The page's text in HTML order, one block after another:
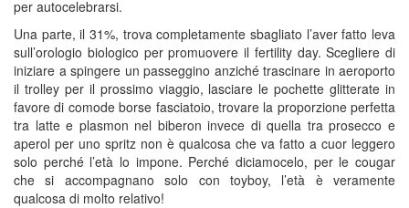
per autocelebrarsi.
Una parte, il 31%, trova completamente sbagliato l’aver fatto leva
sull’orologio biologico per promuovere il fertility day. Scegliere di
iniziare a spingere un passeggino anziché trascinare in aeroporto
il trolley per il prossimo viaggio, lasciare le pochette glitterate in
favore di comode borse fasciatoio, trovare la proporzione perfetta
tra latte e plasmon nel biberon invece di quella tra prosecco e
aperol per uno spritz non è qualcosa che va fatto a cuor leggero
solo perché l’età lo impone. Perché diciamocelo, per le cougar
che si accompagnano solo con toyboy, l’età è veramente
qualcosa di molto relativo!